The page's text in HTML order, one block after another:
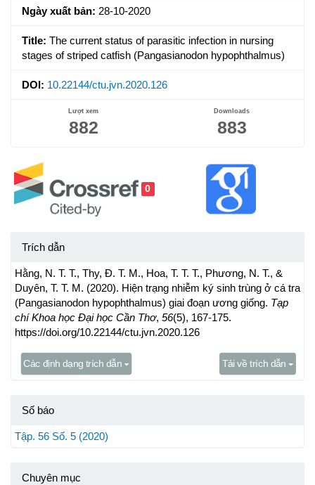
Ngày xuất bản: 28-10-2020
Title: The current status of parasitic infection in nursing
stages of striped catfish (Pangasianodon hypophthalmus)
DOI: 10.22144/ctu.jvn.2020.126
Lượt xem
882
Downloads
883
0
Trích dẫn
Hằng, N. T. T., Thy, Đ. T. M., Hoa, T. T. T., Phương, N. T., &
Duyên, T. T. M. (2020). Hiện trạng nhiễm ký sinh trùng ở cá tra
(Pangasianodon hypophthalmus) giai đoạn ương giống. Tạp
chí Khoa học Đại học Cần Thơ, 56(5), 167-175.
https://doi.org/10.22144/ctu.jvn.2020.126
Các định dạng trích dẫn Tải về trích dẫn
Số báo
Tập. 56 Số. 5 (2020)
Chuyên mục